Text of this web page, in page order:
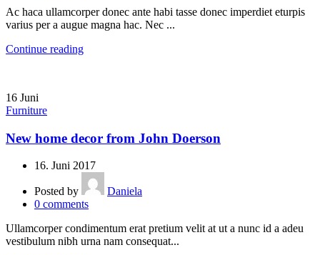
Ac haca ullamcorper donec ante habi tasse donec imperdiet eturpis
varius per a augue magna hac. Nec ...
Continue reading
16 Juni
Furniture
New home decor from John Doerson
16. Juni 2017
Posted by
Daniela
0 comments
Ullamcorper condimentum erat pretium velit at ut a nunc id a adeu
vestibulum nibh urna nam consequat...